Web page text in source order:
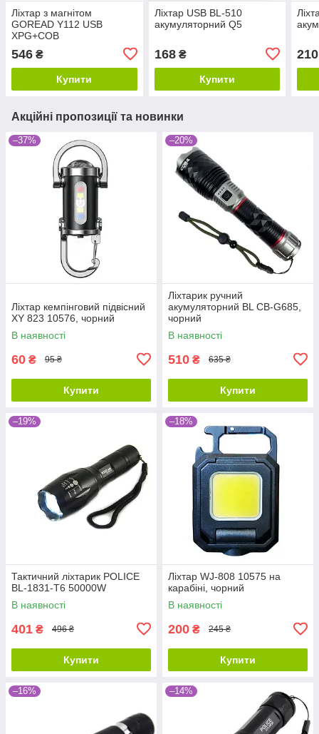
Ліхтар з магнітом
GOREAD Y112 USB
XPG+COB
546 ₴
Купити
Ліхтар USB BL-510
акумуляторний Q5
168₴
Купити
210
Акційні пропозиції та новинки
–37%
Ліхтар кемпінговий підвісний
XY 823 10576, чорний
В наявності
60 ₴ 95 ₴
Купити
–20%
Ліхтарик ручний
акумуляторний BL CB-G685,
чорний
В наявності
510 ₴ 635 ₴
Купити
–19%
Тактичний ліхтарик POLICE
BL-1831-T6 50000W
В наявності
401 ₴ 496 ₴
Купити
–18%
Ліхтар WJ-808 10575 на
карабіні, чорний
В наявності
200 ₴ 245 ₴
Купити
–16% –14%